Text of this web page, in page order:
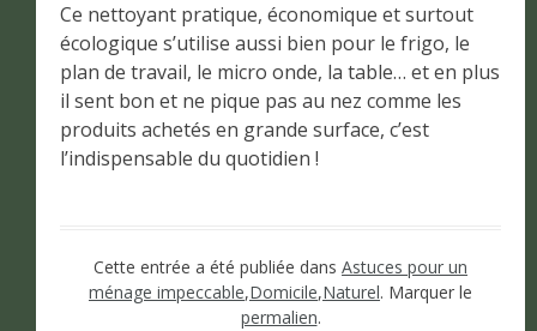
Ce nettoyant pratique, économique et surtout
écologique s’utilise aussi bien pour le frigo, le
plan de travail, le micro onde, la table… et en plus
il sent bon et ne pique pas au nez comme les
produits achetés en grande surface, c’est
l’indispensable du quotidien !
Cette entrée a été publiée dans Astuces pour un
ménage impeccable,Domicile,Naturel. Marquer le
permalien.